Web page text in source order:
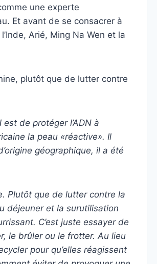
une experte
Et avant de se consacrer à
Arié, Ming Na Wen et la
plutôt que de lutter contre
de protéger l’ADN à
la peau «réactive». Il
géographique, il a été
Plutôt que de lutter contre la
déjeuner et la surutilisation
C’est juste essayer de
le brûler ou le frotter. Au lieu
pour qu’elles réagissent